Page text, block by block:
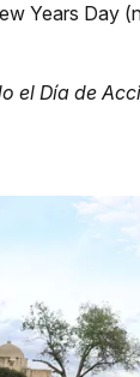
Years Day
el Día de